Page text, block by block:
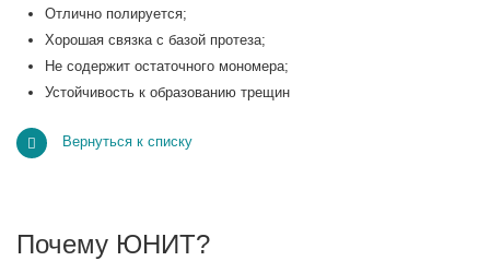
Отлично полируется;
Хорошая связка с базой протеза;
Не содержит остаточного мономера;
Устойчивость к образованию трещин
Вернуться к списку
Почему ЮНИТ?